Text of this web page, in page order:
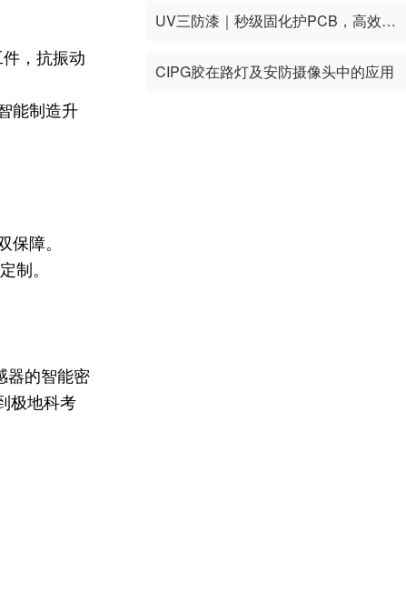
UV三防漆｜秒级固化护PCB，高效环保赋能电子制造升级
CIPG胶在路灯及安防摄像头中的应用
，抗振动
能制造升
障。
制。
器的智能密
极地科考